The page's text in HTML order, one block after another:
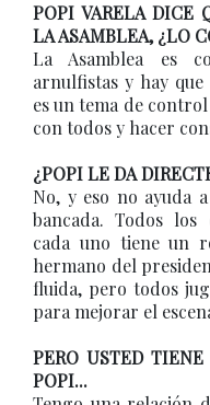
POPI VARELA DICE
LA ASAMBLEA, ¿LO
La Asamblea es
arnulfistas y hay
es un tema de
con todos y hacer
¿POPI LE DA
No, y eso no ayuda
bancada. Todos
cada uno tiene un
hermano del
fluida, pero todos
para mejorar el
PERO USTED
POPI...